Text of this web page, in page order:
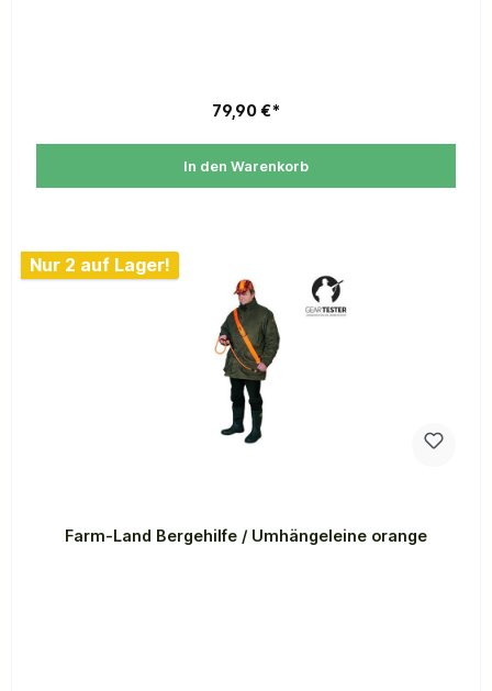
79,90 €*
In den Warenkorb
Nur 2 auf Lager!
Farm-Land Bergehilfe / Umhängeleine orange